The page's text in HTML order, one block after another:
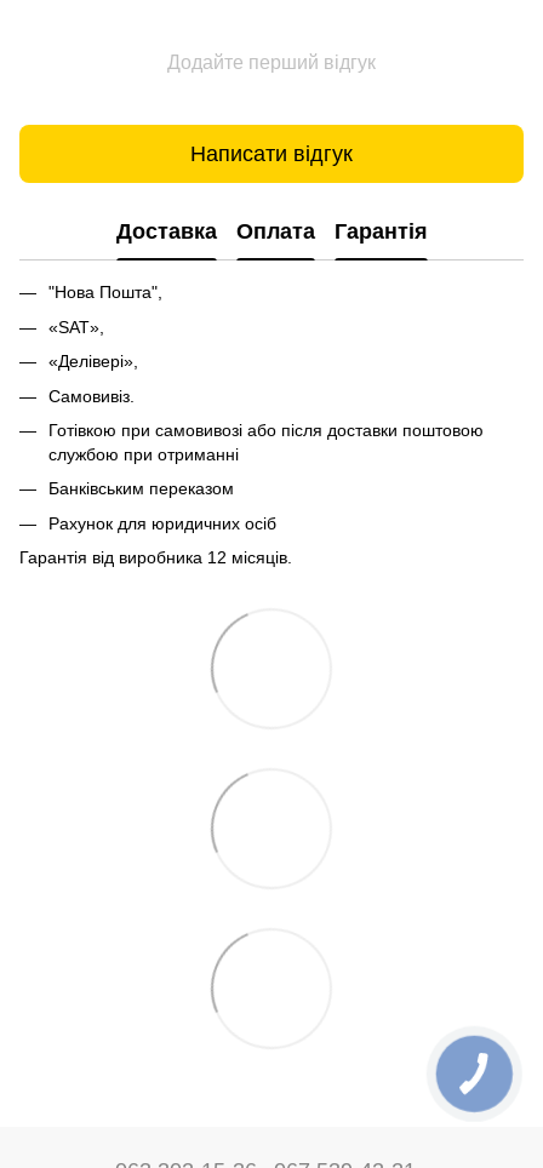
Додайте перший відгук
Написати відгук
Доставка Оплата Гарантія
"Нова Пошта",
«SAT»,
«Делівері»,
Самовивіз.
Готівкою при самовивозі або після доставки поштовою
службою при отриманні
Банківським переказом
Рахунок для юридичних осіб
Гарантія від виробника 12 місяців.